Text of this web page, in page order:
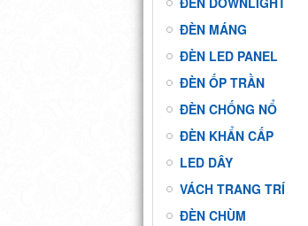
ĐÈN MÁNG
ĐÈN LED PANEL
ĐÈN ỐP TRẦN
ĐÈN CHỐNG NỔ
ĐÈN KHẨN CẤP
LED DÂY
VÁCH TRANG TRÍ
ĐÈN CHÙM